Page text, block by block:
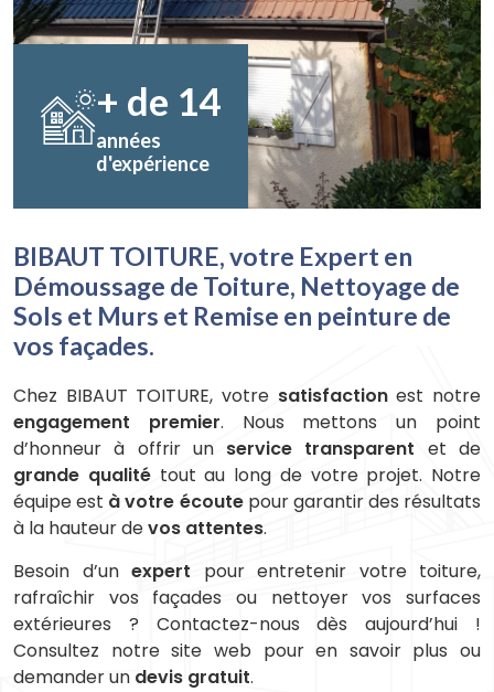
+ de 14
années
d'expérience
BIBAUT TOITURE, votre Expert en
Démoussage de Toiture, Nettoyage de
Sols et Murs et Remise en peinture de
vos façades.
Chez BIBAUT TOITURE, votre satisfactionest notre
engagement premier. Nous mettons un point
d’honneur à offrir un service transparent et de
grande qualitétout au long de votre projet. Notre
équipe est à votre écoutepour garantir des résultats
à la hauteur devos attentes.
Besoin d’un expert pour entretenir votre toiture,
rafraîchir vos façades ou nettoyer vos surfaces
extérieures ? Contactez-nous dès aujourd’hui !
Consultez notre site web pour en savoir plus ou
demander un devis gratuit.